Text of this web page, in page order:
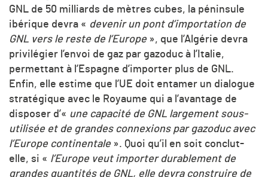
GNL de 50 milliards de mètres cubes, la péninsule
ibérique devra « devenir un pont d’importation de
GNL vers le reste de l’Europe », que l’Algérie devra
privilégier l’envoi de gaz par gazoduc à l’Italie,
permettant à l’Espagne d’importer plus de GNL.
Enfin, elle estime que l’UE doit entamer un dialogue
stratégique avec le Royaume qui a l’avantage de
disposer d’« une capacité de GNL largement sous-
utilisée et de grandes connexions par gazoduc avec
l’Europe continentale ». Quoi qu’il en soit conclut-
elle, si « l’Europe veut importer durablement de
grandes quantités de GNL, elle devra construire de